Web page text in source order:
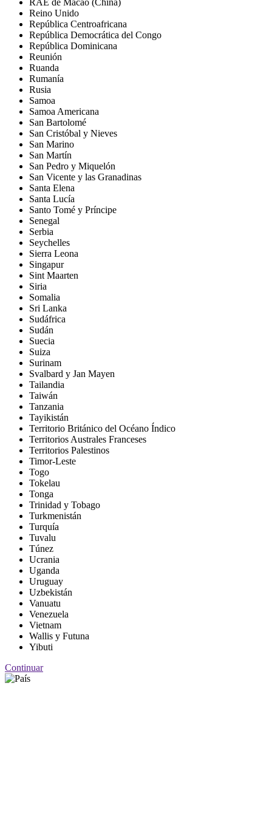
Reino Unido
República Centroafricana
República Democrática del Congo
República Dominicana
Reunión
Ruanda
Rumanía
Rusia
Samoa
Samoa Americana
San Bartolomé
San Cristóbal y Nieves
San Marino
San Martín
San Pedro y Miquelón
San Vicente y las Granadinas
Santa Elena
Santa Lucía
Santo Tomé y Príncipe
Senegal
Serbia
Seychelles
Sierra Leona
Singapur
Sint Maarten
Siria
Somalia
Sri Lanka
Sudáfrica
Sudán
Suecia
Suiza
Surinam
Svalbard y Jan Mayen
Tailandia
Taiwán
Tanzania
Tayikistán
Territorio Británico del Océano Índico
Territorios Australes Franceses
Territorios Palestinos
Timor-Leste
Togo
Tokelau
Tonga
Trinidad y Tobago
Turkmenistán
Turquía
Tuvalu
Túnez
Ucrania
Uganda
Uruguay
Uzbekistán
Vanuatu
Venezuela
Vietnam
Wallis y Futuna
Yibuti
Continuar